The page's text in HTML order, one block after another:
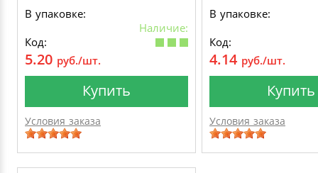
В упаковке:
Наличие:
Код:
5.20 руб./шт.
Купить
Условия заказа
В упаковке:
Код:
4.14 руб./шт.
Купить
Условия заказа